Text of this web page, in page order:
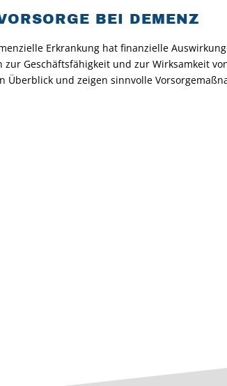
BEI DEMENZ
Erkrankung hat finanzielle
Geschäftsfähigkeit und zur Wirksamkeit
und zeigen sinnvolle